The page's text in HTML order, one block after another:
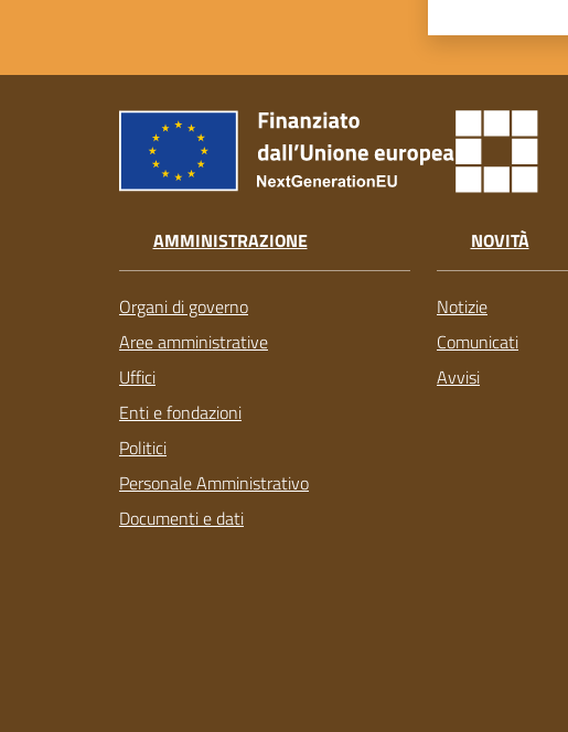
AMMINISTRAZIONE
Organi di governo
Aree amministrative
Uffici
Enti e fondazioni
Politici
Personale Amministrativo
Documenti e dati
NOVITÀ
Notizie
Comunicati
Avvisi